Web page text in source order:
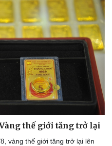
thế giới tăng trở lại
vàng thế giới tăng trở lại lên